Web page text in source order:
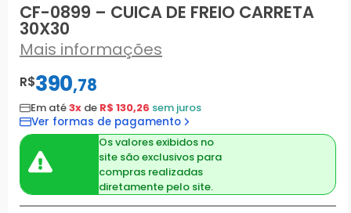
CF-0899 – CUICA DE FREIO CARRETA
30X30
Mais informações
R$390,78
Em até3x de R$ 130,26 sem juros
Ver formas de pagamento
Os valores exibidos no
site são exclusivos para
compras realizadas
diretamente pelo site.